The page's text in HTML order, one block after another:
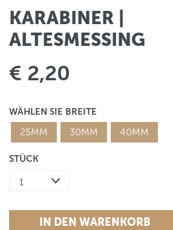
KARABINER |
ALTESMESSING
€ 2,20
WÄHLEN SIE BREITE
25MM 30MM 40MM
STÜCK